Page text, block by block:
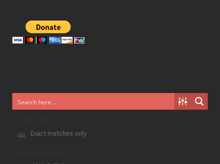
Exact matches only